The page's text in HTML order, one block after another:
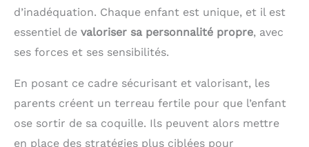
d’inadéquation. Chaque enfant est unique, et il est
essentiel de valoriser sa personnalité propre, avec
ses forces et ses sensibilités.
En posant ce cadre sécurisant et valorisant, les
parents créent un terreau fertile pour que l’enfant
ose sortir de sa coquille. Ils peuvent alors mettre
en place des stratégies plus ciblées pour